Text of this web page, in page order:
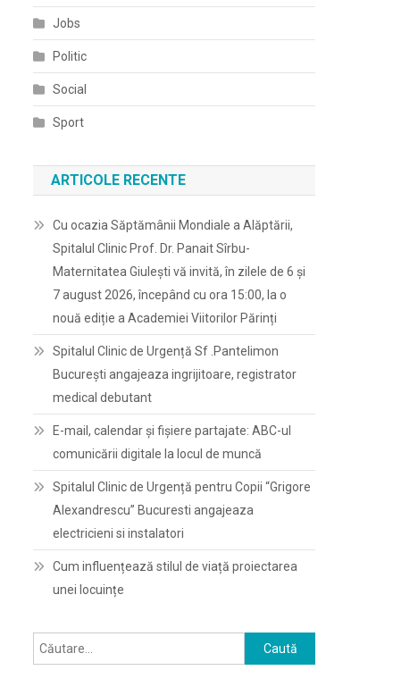
Jobs
Politic
Social
Sport
ARTICOLE RECENTE
Cu ocazia Săptămânii Mondiale a Alăptării,
Spitalul Clinic Prof. Dr. Panait Sîrbu-
Maternitatea Giulești vă invită, în zilele de 6 și
7 august 2026, începând cu ora 15:00, la o
nouă ediție a Academiei Viitorilor Părinți
Spitalul Clinic de Urgență Sf .Pantelimon
București angajeaza ingrijitoare, registrator
medical debutant
E-mail, calendar şi fişiere partajate: ABC-ul
comunicării digitale la locul de muncă
Spitalul Clinic de Urgență pentru Copii “Grigore
Alexandrescu” Bucuresti angajeaza
electricieni si instalatori
Cum influențează stilul de viață proiectarea
unei locuințe
Caută
după: